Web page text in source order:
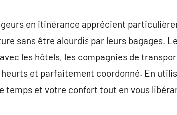
en itinérance apprécient
sans être alourdis par leurs bagages.
les hôtels, les compagnies de
et parfaitement coordonné. En
temps et votre confort tout en vous